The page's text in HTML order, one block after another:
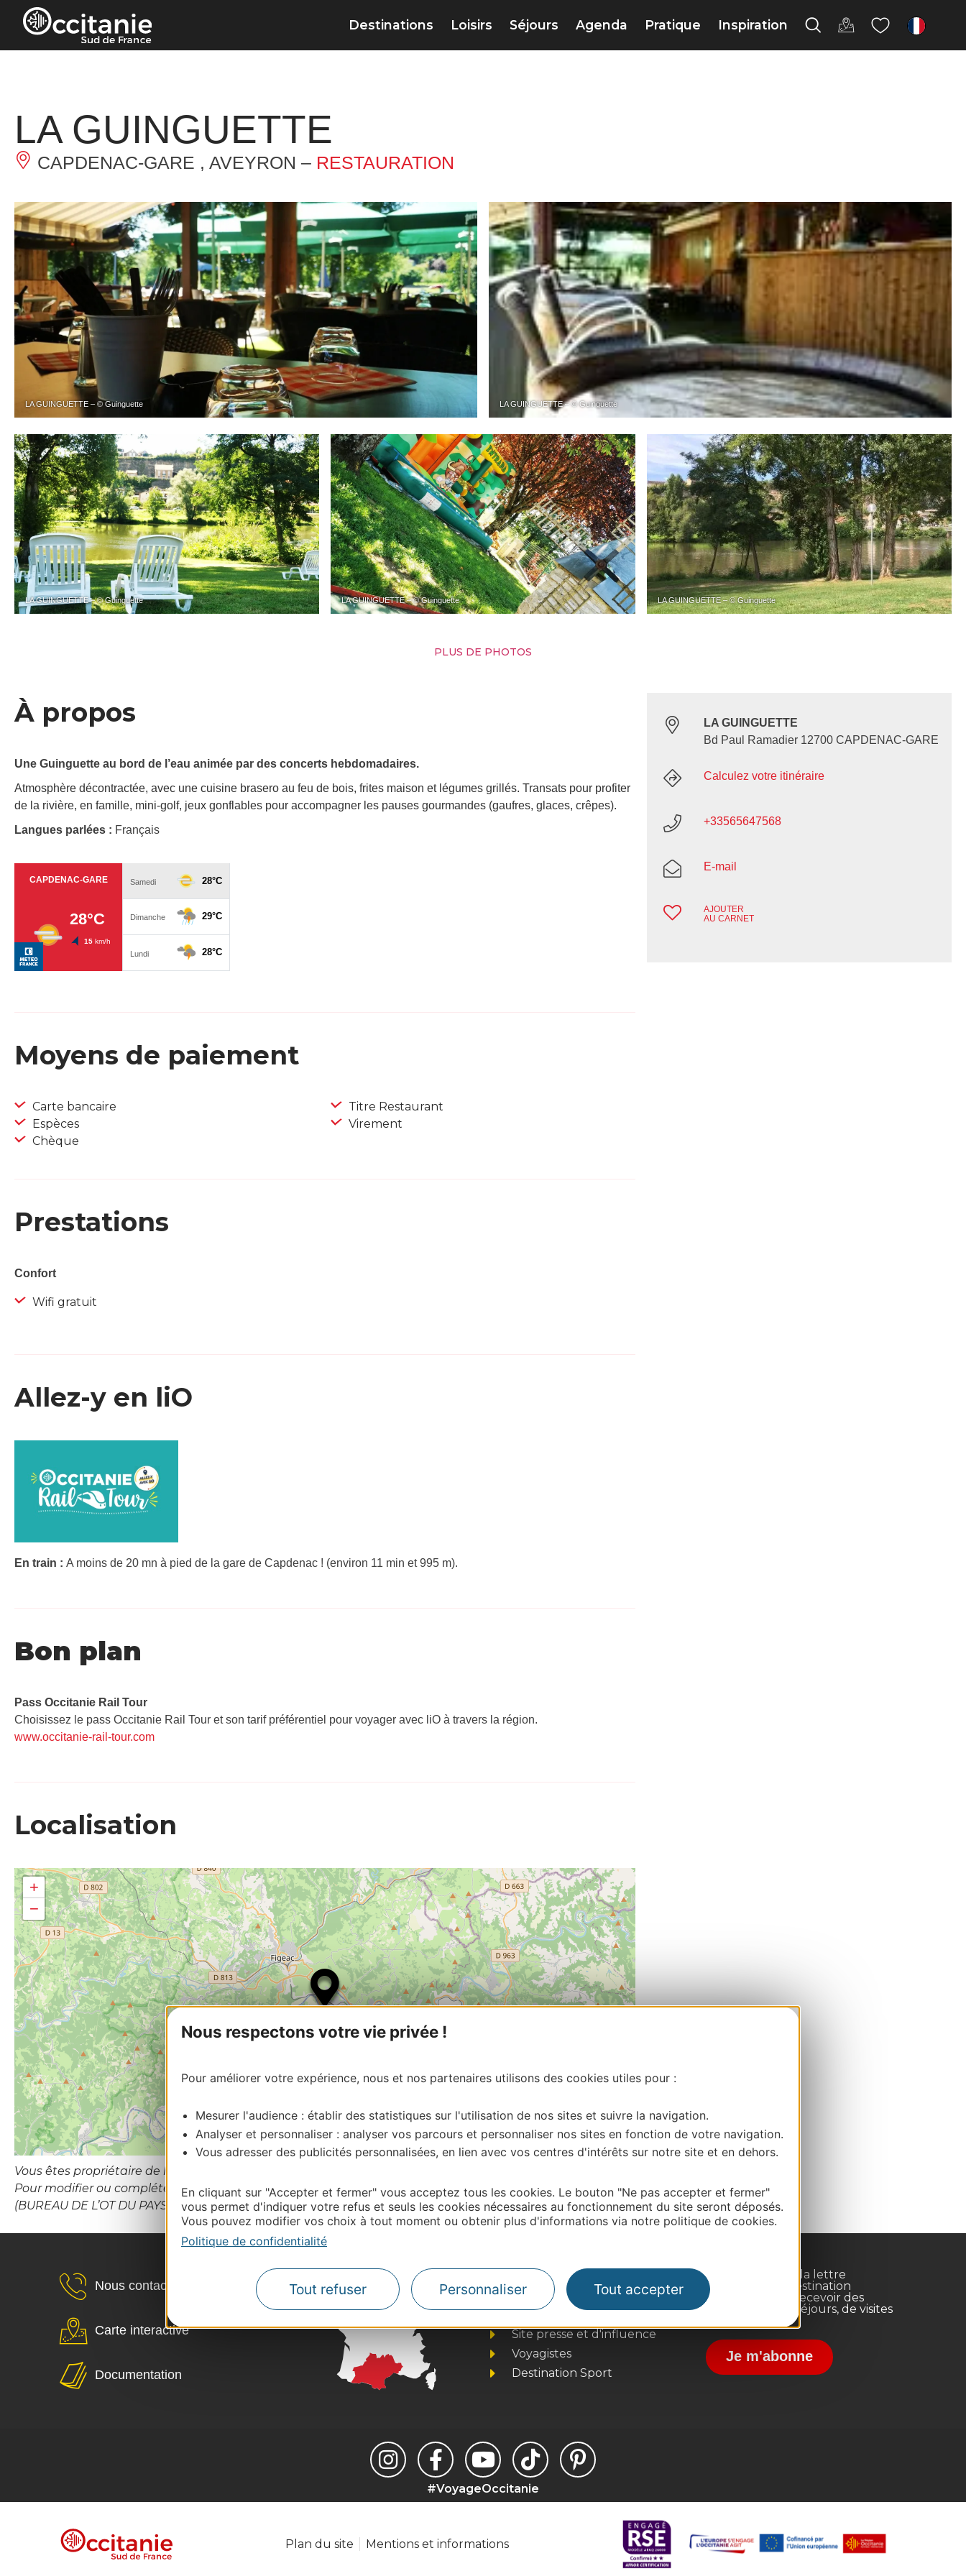
Panneau de gestion des cookies
Nous respectons votre vie privée !
Pour améliorer votre expérience, nous et nos partenaires utilisons des cookies utiles pour :
Mesurer l'audience : établir des statistiques sur l'utilisation de nos sites et suivre la navigation.
Analyser et personnaliser : analyser vos parcours et personnaliser nos sites en fonction de votre navigation.
Vous adresser des publicités personnalisées, en lien avec vos centres d'intérêts sur notre site et en dehors.
En cliquant sur "Accepter et fermer" vous acceptez tous les cookies. Le bouton "Ne pas accepter et fermer"
vous permet d'indiquer votre refus et seuls les cookies nécessaires au fonctionnement du site seront déposés.
Vous pouvez modifier vos choix à tout moment ou obtenir plus d'informations via notre politique de cookies.
Politique de confidentialité
Tout refuser Personnaliser Tout accepter
Destinations Loisirs Séjours Agenda Pratique Inspiration fr
LA GUINGUETTE
CAPDENAC-GARE , AVEYRON – RESTAURATION
LA GUINGUETTE – © Guinguette LA GUINGUETTE – © Guinguette
LA GUINGUETTE – © Guinguette LA GUINGUETTE – © Guinguette LA GUINGUETTE – © Guinguette
PLUS DE PHOTOS
À propos
Une Guinguette au bord de l’eau animée par des concerts hebdomadaires.
Atmosphère décontractée, avec une cuisine brasero au feu de bois, frites maison et légumes grillés. Transats pour profiter
de la rivière, en famille, mini-golf, jeux gonflables pour accompagner les pauses gourmandes (gaufres, glaces, crêpes).
Langues parlées : Français
Moyens de paiement
Carte bancaire
Espèces
Chèque
Titre Restaurant
Virement
Prestations
Confort
Wifi gratuit
Allez-y en liO
En train : A moins de 20 mn à pied de la gare de Capdenac ! (environ 11 min et 995 m).
Bon plan
Pass Occitanie Rail Tour​
Choisissez le pass Occitanie Rail Tour et son tarif préférentiel pour voyager avec liO à travers la région.
www.occitanie-rail-tour.com
Localisation
+
−
Leaflet| Map data © OpenStreetMap contributors
Vous êtes propriétaire de l’établissement ou le gestionnaire de cette activité?
Pour modifier ou compléter cette fiche, merci de contacter OFFICE DE TOURISME DE CAPDENAC
(BUREAU DE L’OT DU PAYS DE FIGEAC).
LA GUINGUETTE
Bd Paul Ramadier 12700 CAPDENAC-GARE
Calculez votre itinéraire
+33565647568
E-mail
AJOUTER
AU CARNET
Nous contacter
Carte interactive
Documentation
Thermalisme
Business/Mice
Site presse et d'influence
Voyagistes
Destination Sport
Inscrivez-vous à la lettre
d'information Destination
Occitanie pour recevoir des
suggestions de séjours, de visites
Je m'abonne
#VoyageOccitanie
Plan du site Mentions et informations